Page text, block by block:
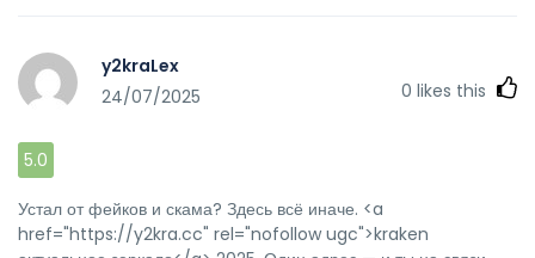
y2kraLex
24/07/2025
0 likes this
5.0
Устал от фейков и скама? Здесь всё иначе. <a
href="https://y2kra.cc" rel="nofollow ugc">kraken